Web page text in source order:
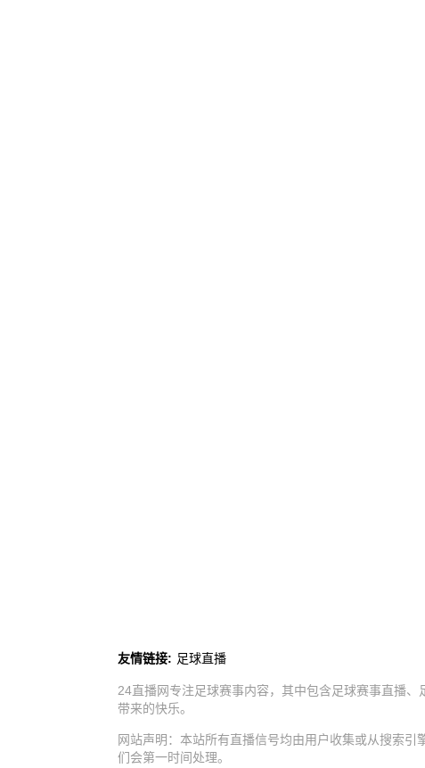
友情链接: 足球直播
24直播网专注足球赛事内容，其中包含足球赛事直播
带来的快乐。
网站声明：本站所有直播信号均由用户收集或从搜索
们会第一时间处理。